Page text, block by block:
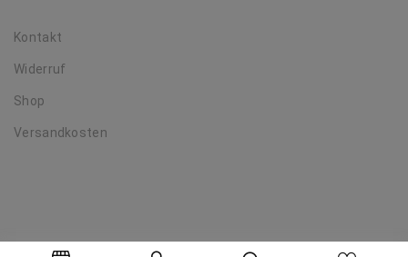
Kontakt
Widerruf
Shop
Versandkosten